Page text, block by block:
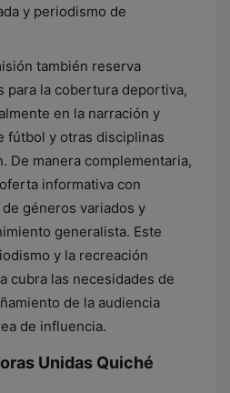
y periodismo de
también reserva
para la cobertura deportiva,
en la narración y
fútbol y otras disciplinas
De manera complementaria,
informativa con
géneros variados y
generalista. Este
y la recreación
cubra las necesidades de
de la audiencia
de influencia.
Unidas Quiché